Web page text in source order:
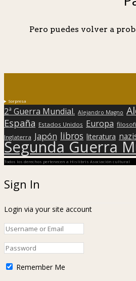
Pero puedes volver a
Sorpresa
2ª Guerra Mundial. Alejandro Magno
España Estados Unidos Europa
Inglaterra Japón libros literatura
Segunda Guerra
Todos los derechos pertenecen a Hislibris Asociación cultural
Sign In
Login via your site account
Remember Me